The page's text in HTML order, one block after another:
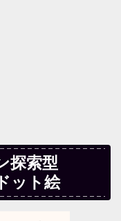
探索型
ット絵